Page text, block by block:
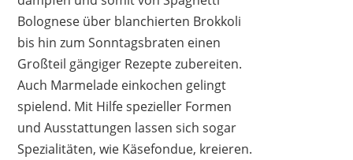
Bolognese über blanchierten Brokkoli
bis hin zum Sonntagsbraten einen
Großteil gängiger Rezepte zubereiten.
Auch Marmelade einkochen gelingt
spielend. Mit Hilfe spezieller Formen
und Ausstattungen lassen sich sogar
Spezialitäten, wie Käsefondue, kreieren.